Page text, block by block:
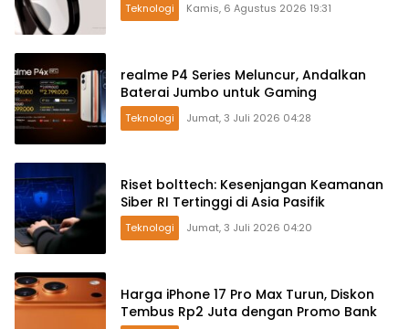
Teknologi Kamis, 6 Agustus 2026 19:31
realme P4 Series Meluncur, Andalkan
Baterai Jumbo untuk Gaming
Teknologi Jumat, 3 Juli 2026 04:28
Riset bolttech: Kesenjangan Keamanan
Siber RI Tertinggi di Asia Pasifik
Teknologi Jumat, 3 Juli 2026 04:20
Harga iPhone 17 Pro Max Turun, Diskon
Tembus Rp2 Juta dengan Promo Bank